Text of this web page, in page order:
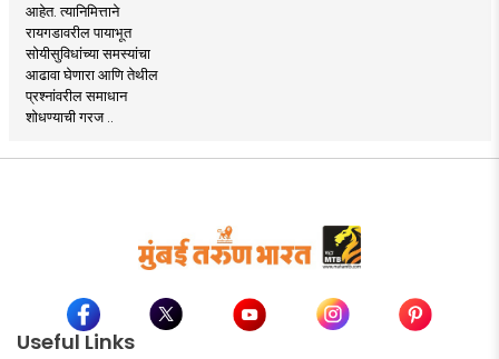
आहेत. त्यानिमित्ताने
रायगडावरील पायाभूत
सोयीसुविधांच्या समस्यांचा
आढावा घेणारा आणि तेथील
प्रश्नांवरील समाधान
शोधण्याची गरज ..
Useful Links